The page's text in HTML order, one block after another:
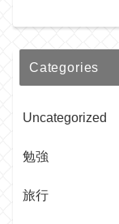
Categories
Uncategorized
勉強
旅行